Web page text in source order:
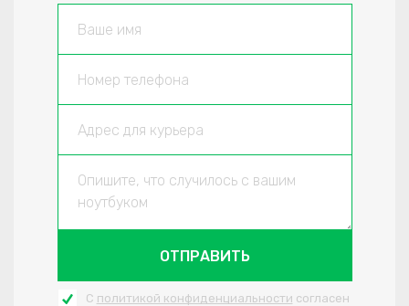
ОТПРАВИТЬ
С политикой конфиденциальности согласен